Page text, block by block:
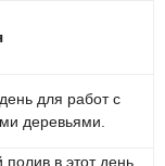
для работ с
деревьями.
в этот день